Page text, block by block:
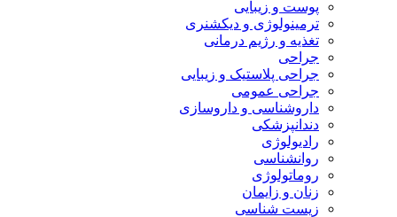
پوست و زیبایی
ترمینولوژی و دیکشنری
تغذیه و رژیم درمانی
جراحی
جراحی پلاستیک و زیبایی
جراحی عمومی
داروشناسی و داروسازی
دندانپزشکی
رادیولوژی
روانشناسی
روماتولوژی
زنان و زایمان
زیست شناسی